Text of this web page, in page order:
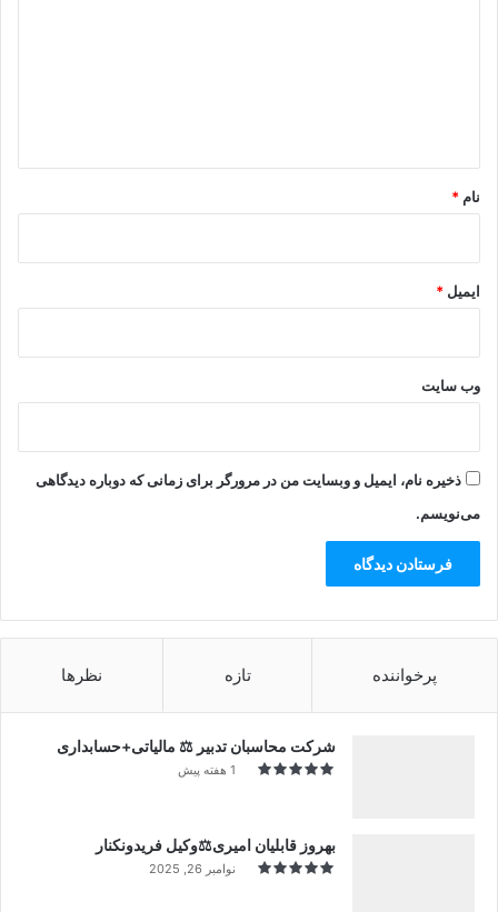
نام *
ایمیل *
وب‌ سایت
ذخیره نام، ایمیل و وبسایت من در مرورگر برای زمانی که دوباره دیدگاهی
می‌نویسم.
پرخواننده تازه نظرها
شرکت محاسبان تدبیر ⚖️ مالیاتی+حسابداری
1 هفته پیش
بهروز قابلیان امیری⚖️وکیل فریدونکنار
نوامبر 26, 2025